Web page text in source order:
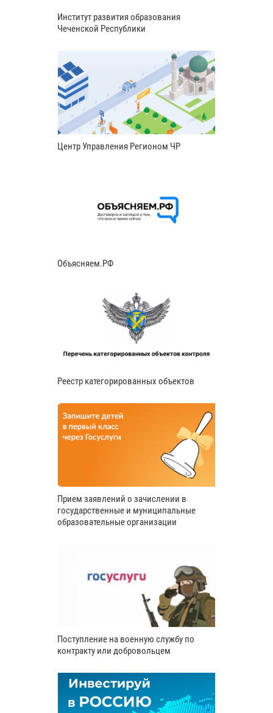
Институт развития образования
Чеченской Республики
Центр Управления Регионом ЧР
Объясняем.РФ
Реестр категорированных объектов
Прием заявлений о зачислении в
государственные и муниципальные
образовательные организации
Поступление на военную службу по
контракту или добровольцем